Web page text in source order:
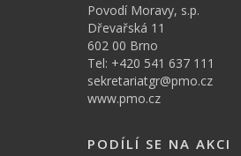
Povodí Moravy, s.p.
Dřevařská 11
602 00 Brno
Tel: +420 541 637 111
sekretariatgr@pmo.cz
www.pmo.cz
PODÍLÍ SE NA AKCI